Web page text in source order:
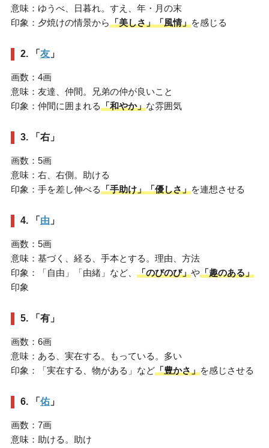
意味：ゆうべ、日暮れ。すえ、年・月の末
印象：夕焼けの情景から「美しさ」「風情」を感じる
2. 「 友」
画数：4画
意味：友達、仲間。兄弟の仲が良いこと
印象：仲間に囲まれる「和やか」な雰囲気
3. 「右」
画数：5画
意味：右、右側。助ける
印象：手を差し伸べる「手助け」「優しさ」を連想させる
4. 「 由 」
画数：5画
意味：基づく、経る、手本とする。理由、方法
印象：「自由」「由緒」など、 「のびのび」や「趣のある」
印象
5. 「有」
画数：6画
意味：ある、実在する。もっている。多い
印象：「実在する、物がある」など「豊かさ」を感じさせる
6. 「 佑」
画数：7画
意味：助ける。助け